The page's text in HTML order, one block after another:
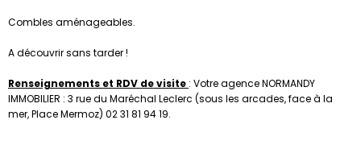
Combles aménageables.
A découvrir sans tarder !
Renseignements et RDV de visite : Votre agence NORMANDY
IMMOBILIER : 3 rue du Maréchal Leclerc (sous les arcades, face à la
mer, Place Mermoz) 02 31 81 94 19.